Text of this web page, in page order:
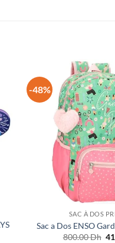
-48%
SAC À DOS
Sac a Dos ENSO
800.00Dh Le